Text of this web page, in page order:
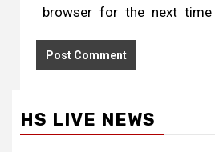
browser for the next
HS LIVE NEWS